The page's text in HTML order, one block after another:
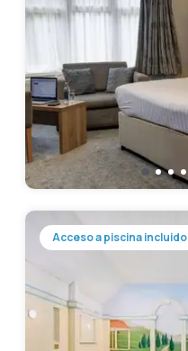
Acceso a piscina incluido